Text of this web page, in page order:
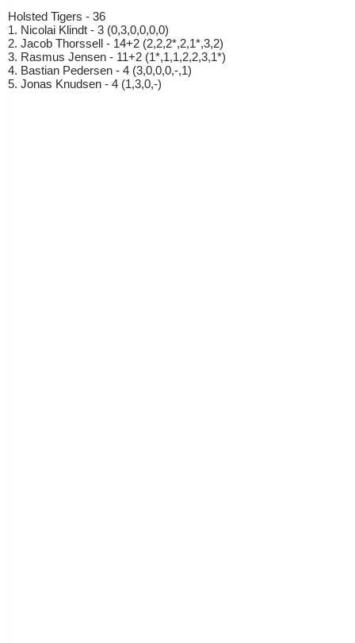
Holsted Tigers - 36
1. Nicolai Klindt - 3 (0,3,0,0,0,0)
2. Jacob Thorssell - 14+2 (2,2,2*,2,1*,3,2)
3. Rasmus Jensen - 11+2 (1*,1,1,2,2,3,1*)
4. Bastian Pedersen - 4 (3,0,0,0,-,1)
5. Jonas Knudsen - 4 (1,3,0,-)